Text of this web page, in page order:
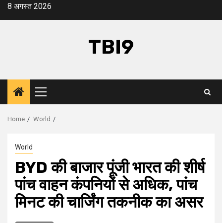
Skip8 अगस्त 2026
TBI9
Primary
Menu
Home World
World
BYD की बाजार पूंजी भारत की शीर्ष
पांच वाहन कंपनियों से अधिक, पांच
मिनट की चार्जिंग तकनीक का असर